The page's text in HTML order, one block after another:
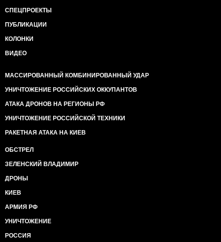
СПЕЦПРОЕКТЫ
ПУБЛИКАЦИИ
КОЛОНКИ
ВИДЕО
МАССИРОВАННЫЙ КОМБИНИРОВАННЫЙ УДАР
УНИЧТОЖЕНИЕ РОССИЙСКИХ ОККУПАНТОВ
АТАКА ДРОНОВ НА РЕГИОНЫ РФ
УНИЧТОЖЕНИЕ РОССИЙСКОЙ ТЕХНИКИ
РАКЕТНАЯ АТАКА НА КИЕВ
ОБСТРЕЛ
ЗЕЛЕНСКИЙ ВЛАДИМИР
ДРОНЫ
КИЕВ
АРМИЯ РФ
УНИЧТОЖЕНИЕ
РОССИЯ